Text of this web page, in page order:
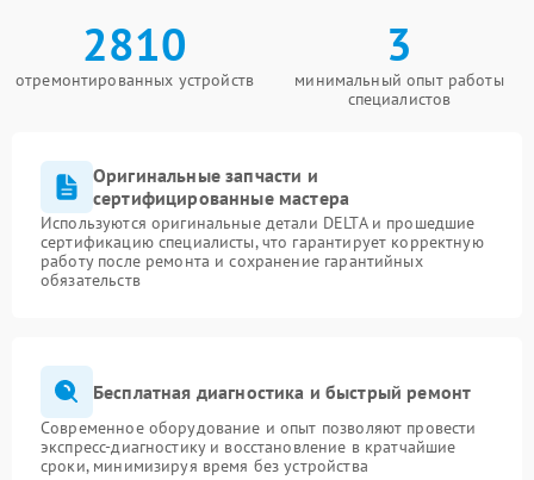
2810
отремонтированных устройств
3
минимальный опыт работы
специалистов
Оригинальные запчасти и
сертифицированные мастера
Используются оригинальные детали DELTA и прошедшие
сертификацию специалисты, что гарантирует корректную
работу после ремонта и сохранение гарантийных
обязательств
Бесплатная диагностика и быстрый ремонт
Современное оборудование и опыт позволяют провести
экспресс-диагностику и восстановление в кратчайшие
сроки, минимизируя время без устройства